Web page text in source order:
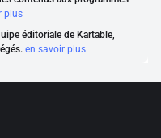
plus
éditoriale de Kartable,
en savoir plus